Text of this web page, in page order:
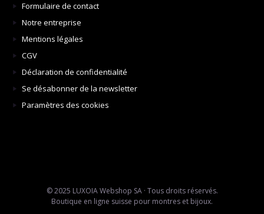
Formulaire de contact
Notre entreprise
Mentions légales
CGV
Déclaration de confidentialité
Se désabonner de la newsletter
Paramètres des cookies
© 2025 LUXOIA Webshop SA · Tous droits réservés.
Boutique en ligne suisse pour montres et bijoux.